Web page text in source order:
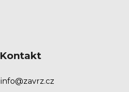
Kontakt
info@zavrz.cz